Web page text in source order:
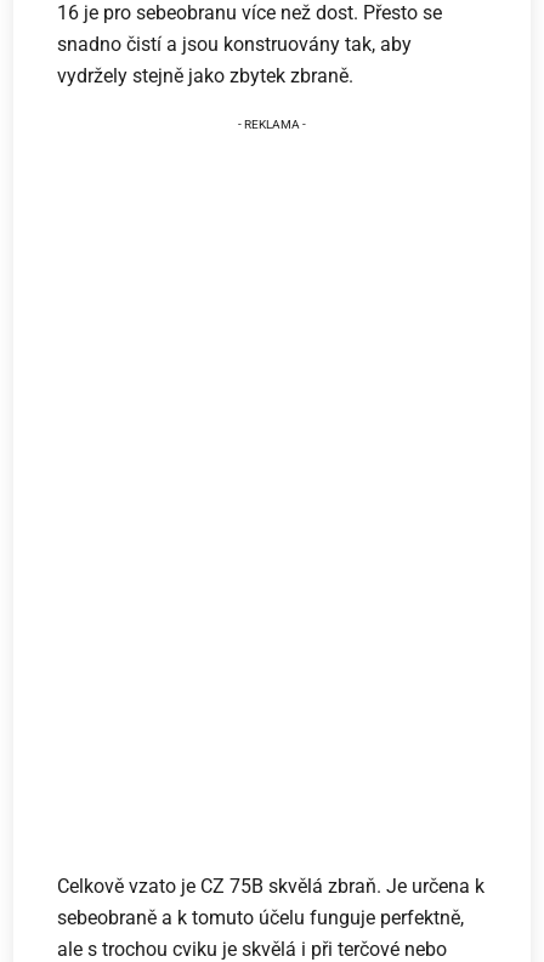
16 je pro sebeobranu více než dost. Přesto se
snadno čistí a jsou konstruovány tak, aby
vydržely stejně jako zbytek zbraně.
Celkově vzato je CZ 75B skvělá zbraň. Je určena k
sebeobraně a k tomuto účelu funguje perfektně,
ale s trochou cviku je skvělá i při terčové nebo